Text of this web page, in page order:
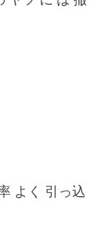
よく 引っ込